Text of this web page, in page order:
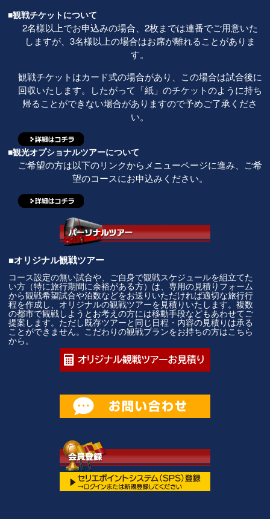
■観戦チケットについて
2名様以上でお申込みの場合、2枚までは連番でご用意いた
しますが、3名様以上の場合はお席が離れることがありま
す。
観戦チケットはカード式の場合があり、この場合は試合後に
回収いたします。したがって「紙」のチケットのように持ち
帰ることができない場合がありますので予めご了承くださ
い。
■観光オプショナルツアーについて
ご希望の方は以下のリンクからメニューページに進み、ご希
望のコースにお申込みください。
■オリジナル観戦ツアー
コース設定の無い試合や、ご自身で観戦スケジュールを組立てた
い方（特に旅行期間に余裕がある方）は、専用の見積りフォーム
から観戦希望試合や泊数などをお送りいただければ適切な旅行行
程を作成し、オリジナルの観戦ツアーを見積りいたします。複数
の都市で観戦しようとお考えの方には移動手段などもあわせてご
提案します。ただし既存ツアーと同じ日程・内容の見積りは承る
ことができません。こだわりの観戦プランをお持ちの方はこちら
から。